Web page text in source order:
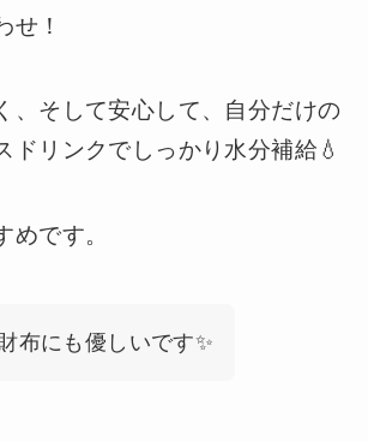
せ！
、そして安心して、自分だけの
ドリンクでしっかり水分補給💧
めです。
布にも優しいです✨